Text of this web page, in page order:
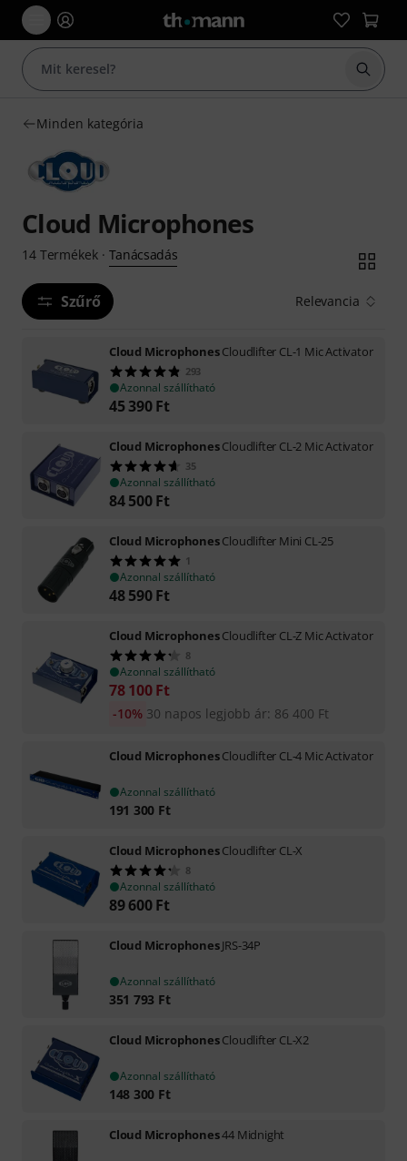
Minden kategória
Cloud Microphones
14 Termékek· Tanácsadás
Szűrő Relevancia
Cloud MicrophonesCloudlifter CL-1 Mic Activator
293
Azonnal szállítható
45 390 Ft
Cloud MicrophonesCloudlifter CL-2 Mic Activator
35
Azonnal szállítható
84 500 Ft
Cloud MicrophonesCloudlifter Mini CL-25
1
Azonnal szállítható
48 590 Ft
Cloud MicrophonesCloudlifter CL-Z Mic Activator
8
Azonnal szállítható
78 100 Ft
30 napos legjobb ár: 86 400 Ft
-10%
Cloud MicrophonesCloudlifter CL-4 Mic Activator
Azonnal szállítható
191 300 Ft
Cloud MicrophonesCloudlifter CL-X
8
Azonnal szállítható
89 600 Ft
Cloud MicrophonesJRS-34P
Azonnal szállítható
351 793 Ft
Cloud MicrophonesCloudlifter CL-X2
Azonnal szállítható
148 300 Ft
Cloud Microphones44 Midnight